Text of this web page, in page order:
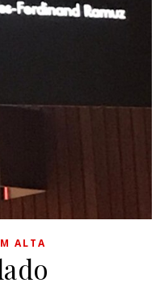
ALTA